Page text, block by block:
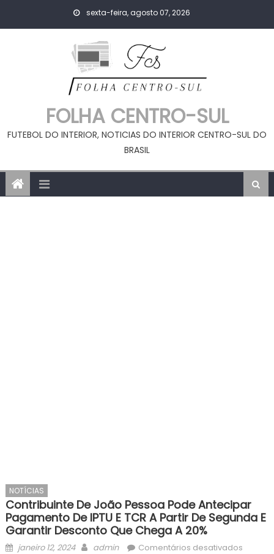
sexta-feira, agosto 07, 2026
FOLHA CENTRO-SUL
FUTEBOL DO INTERIOR, NOTICIAS DO INTERIOR CENTRO-SUL DO
BRASIL
NOTÍCIAS
Contribuinte De João Pessoa Pode Antecipar
Pagamento De IPTU E TCR A Partir De Segunda E
Garantir Desconto Que Chega A 20%
Posted
janeiro 12, 2024 Author
admin Comentários desativadosem